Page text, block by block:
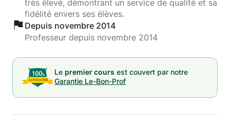
très élevé, démontrant un service de qualité et sa
fidélité envers ses élèves.
Depuis novembre 2014
Professeur depuis novembre 2014
Le premier cours est couvert par notre
Garantie Le-Bon-Prof